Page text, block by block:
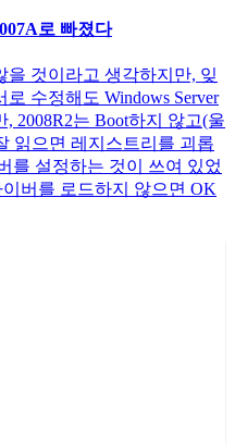
로 빠졌다
을 것이라고 생각하지만, 잊
수정해도 Windows Server
2008R2는 Boot하지 않고(울
읽으면 레지스트리를 괴롭
를 설정하는 것이 쓰여 있었
버를 로드하지 않으면 OK